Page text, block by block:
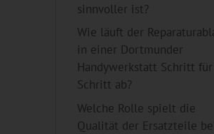
sinnvoller ist?
Wie läuft der
in einer Dortmunder
Handywerkstatt Schritt für
Schritt ab?
Welche Rolle spielt die
Qualität der Ersatzteile